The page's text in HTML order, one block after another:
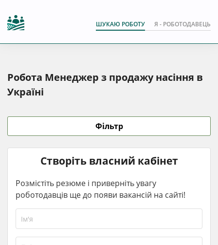
ШУКАЮ РОБОТУ Я - РОБОТОДАВЕЦЬ
Робота Менеджер з продажу насіння в
Україні
Фільтр
Створіть власний кабінет
Розмістіть резюме і приверніть увагу
роботодавців ще до появи вакансій на сайті!